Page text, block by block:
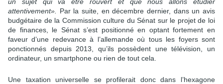
attentivement»
Par la suite, en décembre dernier, dans un avis
budgétaire de la Commission culture du Sénat sur le projet de loi
de finances, le Sénat s’est positionné en optant fortement en
faveur d’une redevance à l’allemande où tous les foyers sont
ponctionnés depuis 2013, qu’ils possèdent une télévision, un
ordinateur, un smartphone ou rien de tout cela.
Une taxation universelle se profilerait donc dans l’hexagone